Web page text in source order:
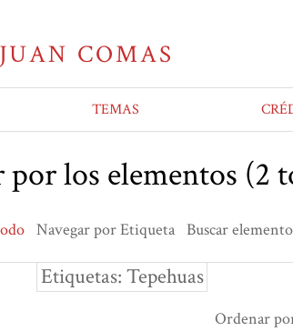
TEMAS
por los elementos (2
Navegar por Etiqueta Buscar
Etiquetas: Tepehuas
Ordenar